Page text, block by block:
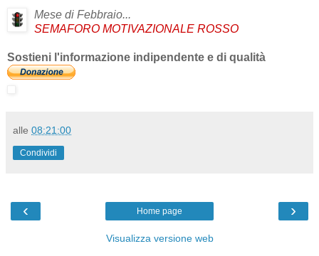
Mese di Febbraio...
SEMAFORO MOTIVAZIONALE ROSSO
Sostieni l'informazione indipendente e di qualità
alle 08:21:00
Condividi
‹ ›
Home page
Visualizza versione web